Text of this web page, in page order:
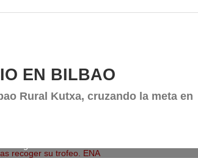
EN BILBAO
Rural Kutxa, cruzando la meta en